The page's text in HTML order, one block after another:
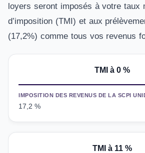
loyers seront imposés à votre taux
d’imposition (TMI) et aux
(17,2%) comme tous vos revenus
TMI à 0 %
IMPOSITION DES REVENUS DE LA SCPI
17,2 %
TMI à 11 %